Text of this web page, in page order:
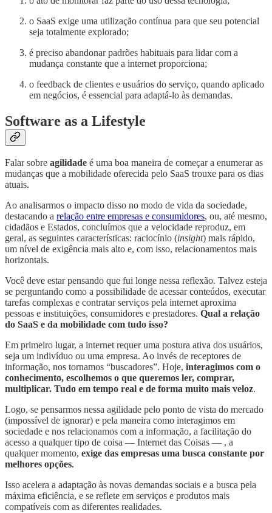
o SaaS exige uma utilização contínua para que seu potencial
seja totalmente explorado;
é preciso abandonar padrões habituais para lidar com a
mudança constante que a internet proporciona;
o feedback de clientes e usuários do serviço, quando aplicado
em negócios, é essencial para adaptá-lo às demandas.
Software as a Lifestyle
Falar sobre agilidade é uma boa maneira de começar a enumerar as
mudanças que a mobilidade oferecida pelo SaaS trouxe para os dias
atuais.
Ao analisarmos o impacto disso no modo de vida da sociedade,
destacando a relação entre empresas e consumidores, ou, até mesmo,
cidadãos e Estados, concluímos que a velocidade reproduz, em
geral, as seguintes características: raciocínio (insight) mais rápido,
um nível de exigência mais alto e, com isso, relacionamentos mais
horizontais.
Você deve estar pensando que fui longe nessa reflexão. Talvez esteja
se perguntando como a possibilidade de acessar conteúdos, executar
tarefas complexas e contratar serviços pela internet aproxima
pessoas e instituições, consumidores e prestadores. Qual a relação
do SaaS e da mobilidade com tudo isso?
Em primeiro lugar, a internet requer uma postura ativa dos usuários,
seja um indivíduo ou uma empresa. Ao invés de receptores de
informação, nos tornamos “buscadores”. Hoje, interagimos com o
conhecimento, escolhemos o que queremos ler, comprar,
multiplicar. Tudo em tempo real e de forma muito mais veloz.
Logo, se pensarmos nessa agilidade pelo ponto de vista do mercado
(impossível de ignorar) e pela maneira como interagimos em
sociedade e nos relacionamos com a informação, a facilitação do
acesso a qualquer tipo de coisa — Internet das Coisas — , a
qualquer momento, exige das empresas uma busca constante por
melhores opções.
Isso acelera a adaptação às novas demandas sociais e a busca pela
máxima eficiência, e se reflete em serviços e produtos mais
compatíveis com as diferentes realidades.